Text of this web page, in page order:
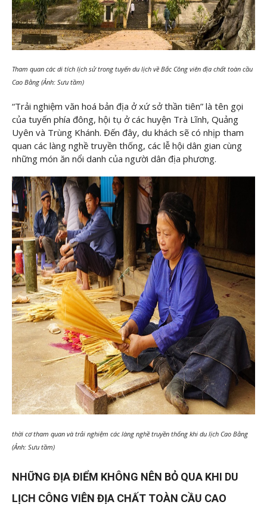
Tham quan các di tích lịch sử trong tuyến du lịch về Bắc Công viên địa chất toàn cầu
Cao Bằng (Ảnh: Sưu tầm)
“Trải nghiệm văn hoá bản địa ở xứ sở thần tiên” là tên gọi
của tuyến phía đông, hội tụ ở các huyện Trà Lĩnh, Quảng
Uyên và Trùng Khánh. Đến đây, du khách sẽ có nhịp tham
quan các làng nghề truyền thống, các lễ hội dân gian cùng
những món ăn nổi danh của người dân địa phương.
thời cơ tham quan và trải nghiệm các làng nghề truyền thống khi du lịch Cao Bằng
(Ảnh: Sưu tầm)
NHỮNG ĐỊA ĐIỂM KHÔNG NÊN BỎ QUA KHI DU
LỊCH CÔNG VIÊN ĐỊA CHẤT TOÀN CẦU CAO